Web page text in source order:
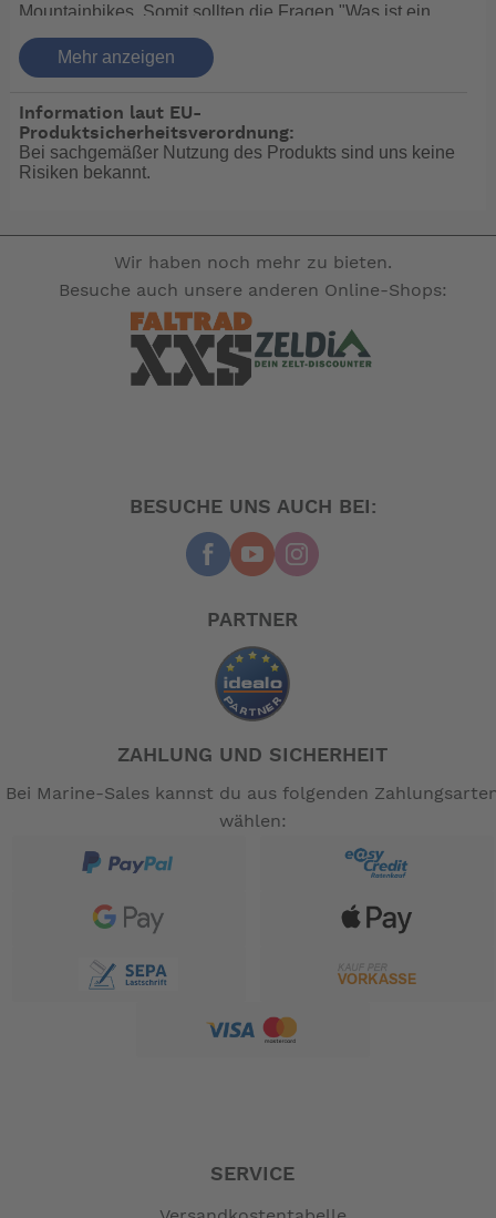
Mountainbikes. Somit sollten die Fragen "Was ist ein
Gravel Bike und soll ich ein Gravel Bike kaufen?"
geklärt sein. Die Antwort darauf lautet: Ja. Wenn du auf
geländegängigen Allround-Fahrrad bist, ist das neue
Faltrad von VELLO genau das richtige Modell für dich.
Aktuell ist der natürliche Lebensraum der VELLO
Einsatzmöglichkeiten - die Fahrt in unwegsameres
Gelände im Umland von Städten stellt dabei kein
Problem mehr dar. Mit dem Faltmechanismus lässt sich
dieses Faltrad einfach im Zug oder im Auto mitnehmen.
Gravelstrecken außerhalb der Stadt sind somit ganz
unkompliziert zu erreichen.
100% montiert und bei Lieferung fahrbereit.
Das VELLO Gravelbike bietet auch eine Vielzahl an
Rad alltagstauglich machen. So befinden sich
Befestigungsmöglichkeiten am Rahmen, um einen
Front- und Heckgepäckträger zu installieren. Mit den
passenden VELLO Taschen und weiteren Accessoires
wie den VELLO-Schutzblechen ist das VELLO Gravel
Fahrrad auch das perfekte Rad für längere Touren.
limitierten Stückzahl produziert und wird, wie alle
ausgestattet.
Anthrazit
Stahlrahmen / Stoßdämpfer mit Elastomer-Magnet-
580mm
170mm
Mehr anzeigen
Information laut EU-
Produktsicherheitsverordnung:
Bei sachgemäßer Nutzung des Produkts sind uns keine
Risiken bekannt.
Wir haben noch mehr zu bieten.
Besuche auch unsere anderen Online-Shops:
BESUCHE UNS AUCH BEI:
PARTNER
ZAHLUNG UND SICHERHEIT
Bei Marine-Sales kannst du aus folgenden
wählen:
SERVICE